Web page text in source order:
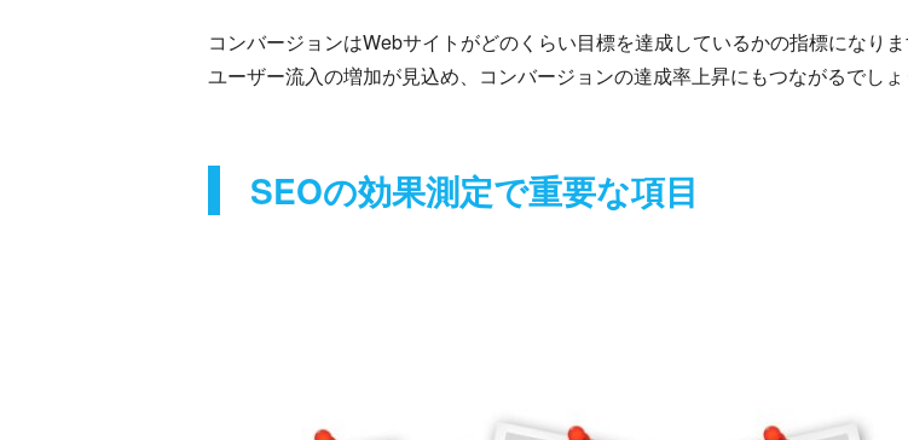
コンバージョンはWebサイトがどのくらい目標を達成しているかの指標になり
ユーザー流入の増加が見込め、コンバージョンの達成率上昇にもつながるでしょ
SEOの効果測定で重要な項目